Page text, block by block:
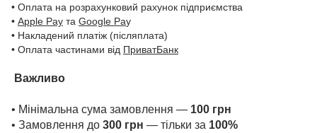
• Оплата на розрахунковий рахунок підприємства
• Apple Pay та Google Pay
• Накладений платіж (післяплата)
• Оплата частинами від ПриватБанк
Важливо
• Мінімальна сума замовлення — 100 грн
• Замовлення до 300 грн — тільки за 100%